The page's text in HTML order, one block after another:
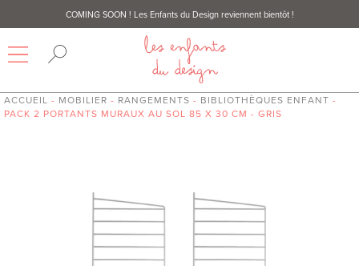
COMING SOON ! Les Enfants du Design reviennent bientôt !
ACCUEIL - MOBILIER - RANGEMENTS - BIBLIOTHÈQUES ENFANT -
PACK 2 PORTANTS MURAUX AU SOL 85 X 30 CM - GRIS